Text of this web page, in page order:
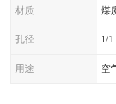
材质 煤
孔径 1/
用途 空